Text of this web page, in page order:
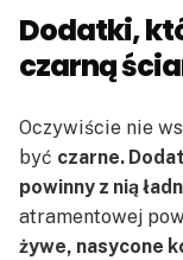
Dodatki,
czarną
Oczywiście nie
być czarne.
powinny z nią
atramentowej
żywe, nasycone